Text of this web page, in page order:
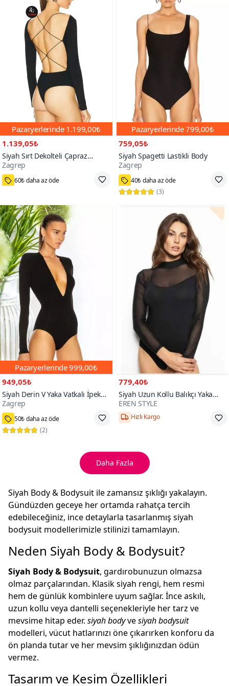
Pazaryerlerinde 1.199,00₺
1.139,05₺
Siyah Sırt Dekolteli Çapraz
Spagetti Lastikli Çift Kat İpek
Jarse Body
Zagrep
1000+
60₺ daha az öde
Pazaryerlerinde799,00₺
759,05₺
Siyah Spagetti Lastikli Body
Zagrep
1000+
40₺ daha az öde
(3)
Pazaryerlerinde999,00₺
949,05₺
Siyah Derin V Yaka Vatkalı İpek
Jarse Bodysuit Ağlar Dikişsiz
Rahatsız Etmez
Zagrep
2000+
50₺ daha az öde
(2)
779,40₺
Siyah Uzun Kollu Balıkçı Yaka
Transparan Bodysuit
EREN STYLE
Hızlı Kargo
Daha Fazla
Siyah Body & Bodysuit ile zamansız şıklığı yakalayın.
Gündüzden geceye her ortamda rahatça tercih
edebileceğiniz, ince detaylarla tasarlanmış siyah
bodysuit modellerimizle stilinizi tamamlayın.
Neden Siyah Body & Bodysuit?
Siyah Body & Bodysuit, gardırobunuzun olmazsa
olmaz parçalarından. Klasik siyah rengi, hem resmi
hem de günlük kombinlere uyum sağlar. İnce askılı,
uzun kollu veya dantelli seçenekleriyle her tarz ve
mevsime hitap eder. siyah bodyvesiyah bodysuit
modelleri, vücut hatlarınızı öne çıkarırken konforu da
ön planda tutar ve her mevsim şıklığınızdan ödün
vermez.
Tasarım ve Kesim Özellikleri